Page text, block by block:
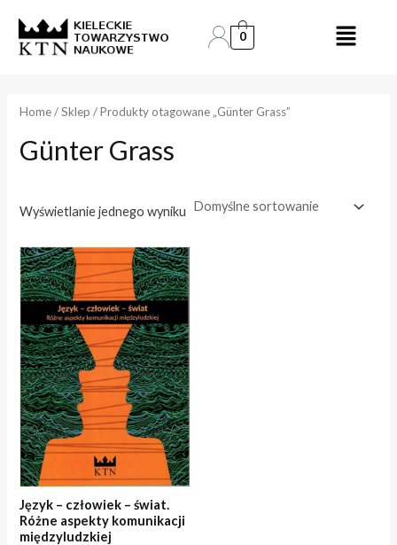
content
0
Home/Sklep / Produkty otagowane „Günter Grass”
Günter Grass
Wyświetlanie jednego wyniku
Język – człowiek – świat.
Różne aspekty komunikacji
międzyludzkiej